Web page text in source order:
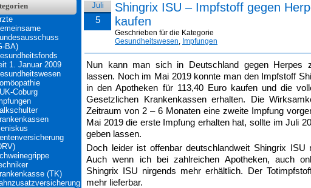
BA)
1. Januar 2009
Coburg
(TK)
Juli
5
Shingrix ISU – Impfstoff gegen
kaufen
Geschrieben für die Kategorie
Gesundheitswesen, Impfungen
Nun kann man sich in Deutschland gegen Herpes
lassen. Noch im Mai 2019 konnte man den Impfstoff
in den Apotheken für 113,40 Euro kaufen und die
Gesetzlichen Krankenkassen erhalten. Die
Zeitraum von 2 – 6 Monaten eine zweite Impfung
Mai 2019 die erste Impfung erhalten hat, sollte im Juli
geben lassen.
Doch leider ist offenbar deutschlandweit Shingrix
Auch wenn ich bei zahlreichen Apotheken, auch
Shingrix ISU nirgends mehr erhältlich. Der
mehr lieferbar.